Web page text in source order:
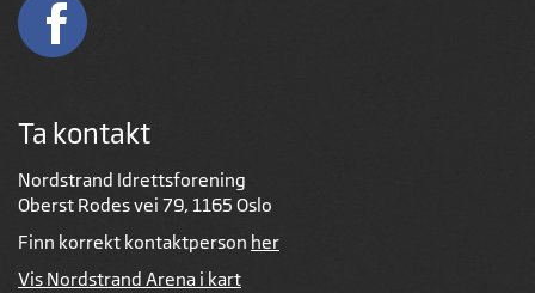
Ta kontakt
Nordstrand Idrettsforening
Oberst Rodes vei 79, 1165 Oslo
Finn korrekt kontaktperson her
Vis Nordstrand Arena i kart